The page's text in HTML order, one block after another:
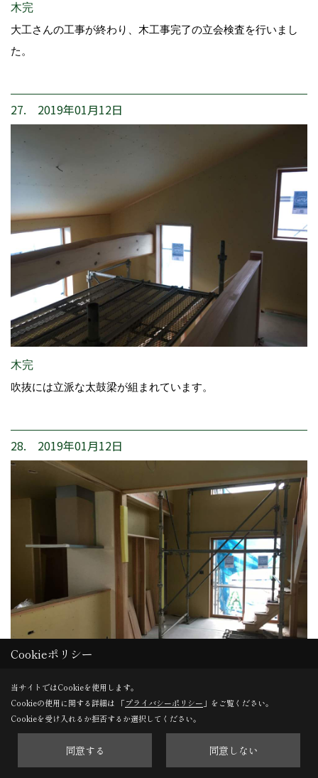
木完
大工さんの工事が終わり、木工事完了の立会検査を行いまし
た。
27. 2019年01月12日
木完
吹抜には立派な太鼓梁が組まれています。
28. 2019年01月12日
木完
キッチンも設置され、来週から左官工事が始まります。
Cookieポリシー
当サイトではCookieを使用します。
Cookieの使用に関する詳細は 「プライバシーポリシー 」をご覧ください。
Cookieを受け入れるか拒否するか選択してください。
同意する 同意しない